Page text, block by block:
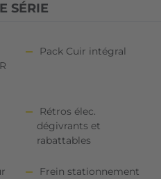
SÉRIE
Pack Cuir intégral
Rétros élec.
dégivrants et
rabattables
Frein stationnement